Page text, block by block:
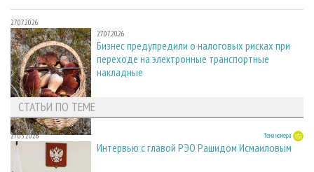
27.07.2026
27.07.2026
Бизнес предупредили о налоговых рисках при
переходе на электронные транспортные
накладные
СТАТЬИ ПО ТЕМЕ
27.05.2026 Тема номера
Интервью с главой РЭО Рашидом Исмаиловым